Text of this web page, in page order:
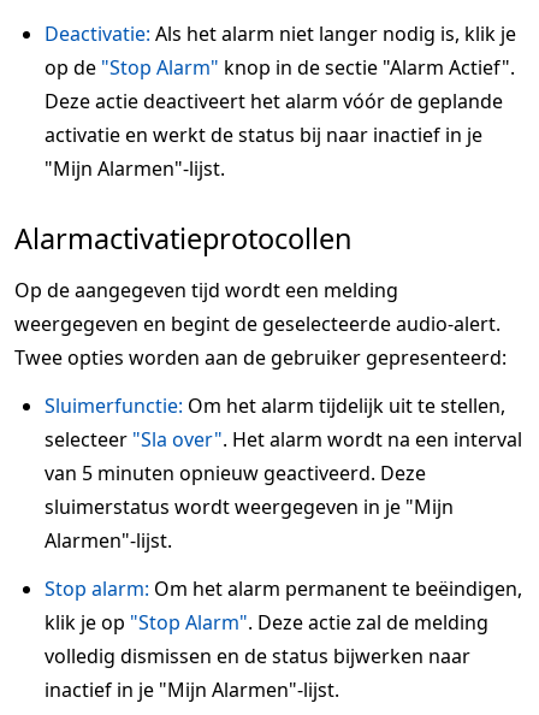
Deactivatie: Als het alarm niet langer nodig is, klik je
op de "Stop Alarm" knop in de sectie "Alarm Actief".
Deze actie deactiveert het alarm vóór de geplande
activatie en werkt de status bij naar inactief in je
"Mijn Alarmen"-lijst.
Alarmactivatieprotocollen
Op de aangegeven tijd wordt een melding
weergegeven en begint de geselecteerde audio-alert.
Twee opties worden aan de gebruiker gepresenteerd:
Sluimerfunctie: Om het alarm tijdelijk uit te stellen,
selecteer "Sla over". Het alarm wordt na een interval
van 5 minuten opnieuw geactiveerd. Deze
sluimerstatus wordt weergegeven in je "Mijn
Alarmen"-lijst.
Stop alarm: Om het alarm permanent te beëindigen,
klik je op "Stop Alarm". Deze actie zal de melding
volledig dismissen en de status bijwerken naar
inactief in je "Mijn Alarmen"-lijst.